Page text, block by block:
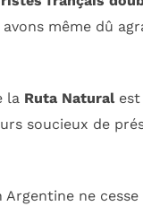
même dû
la Ruta Naturalest
soucieux de
ne